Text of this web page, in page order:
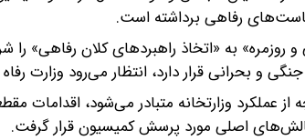
رفاهی برداشته است.
روزمره» به «اتخاذ راهبردهای کلان رفاهی»
و بحرانی قرار دارد، انتظار می‌رود وزارت
عملکرد وزارتخانه متبادر می‌شود، اقدامات
اصلی مورد پرسش کمیسیون قرار گرفت.